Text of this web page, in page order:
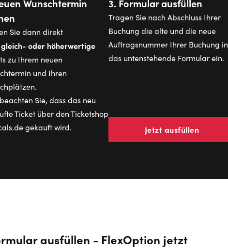
Wunschtermin
Sie dann direkt
gleich- oder höherwertige
zu Ihrem neuen
und Ihren
Sie, dass das neu
Ticket über den Ticketshop
gekauft wird.
3. Formular ausfüllen
Tragen Sie nach Abschluss Ihrer
Buchung die alte und die neue
Auftragsnummer Ihrer Buchung in
das untenstehende Formular ein.
Jetzt ausfüllen
ausfüllen - FlexOption jetzt